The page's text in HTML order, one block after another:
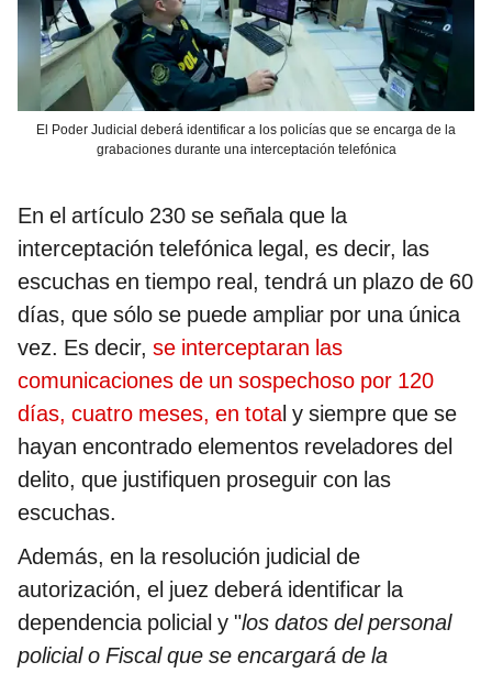
El Poder Judicial deberá identificar a los policías que se encarga de la
grabaciones durante una interceptación telefónica
En el artículo 230 se señala que la
interceptación telefónica legal, es decir, las
escuchas en tiempo real, tendrá un plazo de 60
días, que sólo se puede ampliar por una única
vez. Es decir, se interceptaran las
comunicaciones de un sospechoso por 120
días, cuatro meses, en total y siempre que se
hayan encontrado elementos reveladores del
delito, que justifiquen proseguir con las
escuchas.
Además, en la resolución judicial de
autorización, el juez deberá identificar la
dependencia policial y "los datos del personal
policial o Fiscal que se encargará de la